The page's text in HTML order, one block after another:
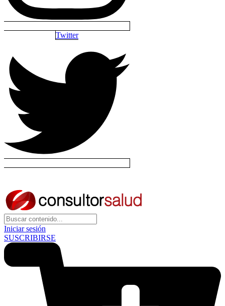
Twitter
Iniciar sesión
SUSCRIBIRSE